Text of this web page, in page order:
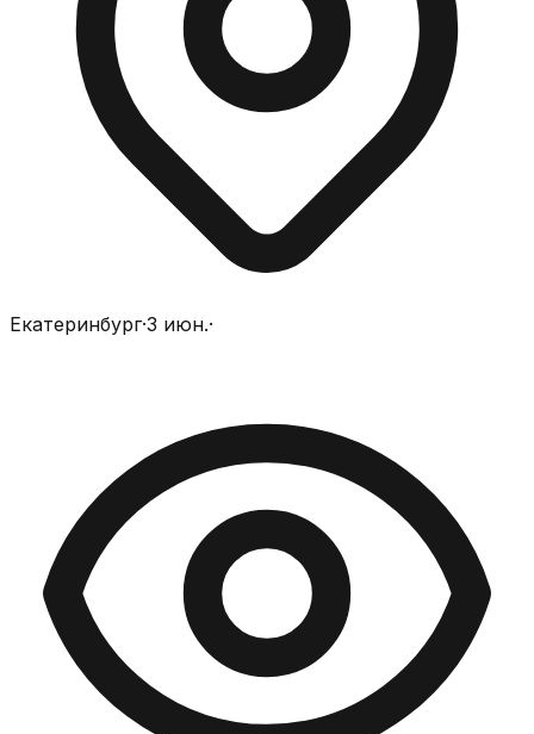
Екатеринбург·3 июн.·